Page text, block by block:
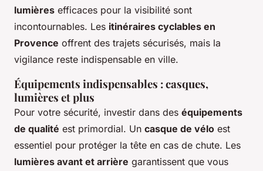
lumières efficaces pour la visibilité sont
incontournables. Les itinéraires cyclables en
Provence offrent des trajets sécurisés, mais la
vigilance reste indispensable en ville.
Équipements indispensables : casques,
lumières et plus
Pour votre sécurité, investir dans des équipements
de qualité est primordial. Un casque de vélo est
essentiel pour protéger la tête en cas de chute. Les
lumières avant et arrière garantissent que vous